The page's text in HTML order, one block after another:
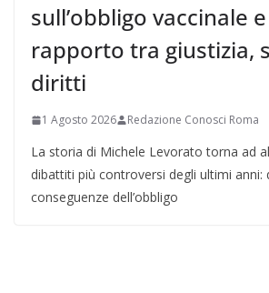
sull’obbligo vaccinale
rapporto tra giustizia,
diritti
1 Agosto 2026 Redazione Conosci Roma
La storia di Michele Levorato torna ad
dibattiti più controversi degli ultimi anni:
conseguenze dell’obbligo